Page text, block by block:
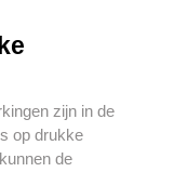
zijn in de
op drukke
de